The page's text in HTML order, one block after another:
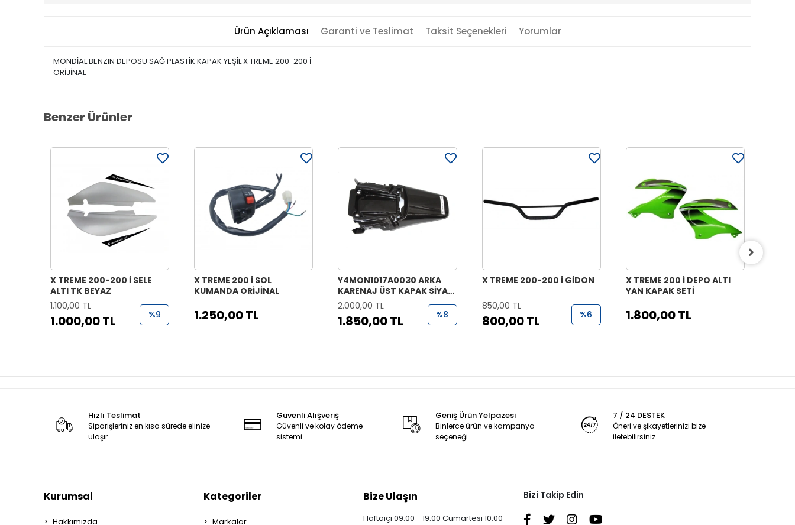
Ürün Açıklaması Garanti ve Teslimat Taksit Seçenekleri Yorumlar
MONDİAL BENZIN DEPOSU SAĞ PLASTİK KAPAK YEŞİL X TREME 200-200 İ
ORİJİNAL
Benzer Ürünler
X TREME 200-200 İ SELE
ALTI TK BEYAZ
1.100,00 TL
1.000,00 TL %9
X TREME 200 İ SOL
KUMANDA ORİJİNAL
1.250,00 TL
Y4MON1017A0030 ARKA
KARENAJ ÜST KAPAK SİYAH
X TREME 150-200-200İ
2.000,00 TL
1.850,00 TL %8
X TREME 200-200 İ GİDON
850,00 TL
800,00 TL %6
X TREME 200 İ DEPO ALTI
YAN KAPAK SETİ
1.800,00 TL
Hızlı Teslimat
Siparişleriniz en kısa sürede elinize
ulaşır.
Güvenli Alışveriş
Güvenli ve kolay ödeme
sistemi
Geniş Ürün Yelpazesi
Binlerce ürün ve kampanya
seçeneği
7 / 24 DESTEK
Öneri ve şikayetlerinizi bize
iletebilirsiniz.
Kurumsal
Hakkımızda
Kategoriler
Markalar
Bize Ulaşın
Haftaiçi 09:00 - 19:00 Cumartesi 10:00 -
Bizi Takip Edin